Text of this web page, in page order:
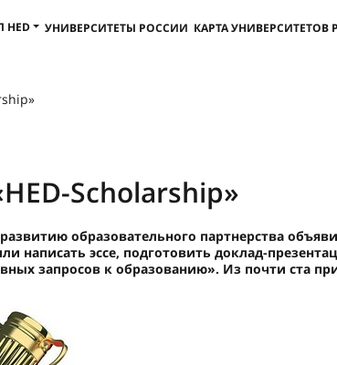
УНИВЕРСИТЕТЫ РОССИИ КАРТА УНИВЕРСИТЕТОВ
Scholarship»
образовательного партнерства
написать эссе, подготовить доклад-
запросов к образованию». Из почти ста